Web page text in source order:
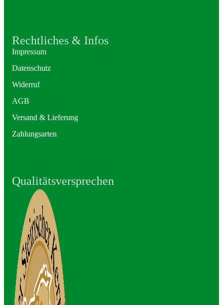
Rechtliches & Infos
Impressum
Datenschutz
Widerruf
AGB
Versand & Lieferung
Zahlungsarten
Qualitätsversprechen